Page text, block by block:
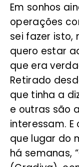
Em sonhos
operações
sei fazer isto,
quero estar
que era
Retirado
que tinha a
e outras são
interessam. E
que lugar do
há semanas,